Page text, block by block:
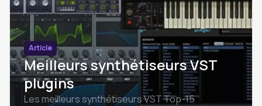
Article
Meilleurs synthétiseurs VST
plugins
Les meilleurs synthétiseurs VST Top-15